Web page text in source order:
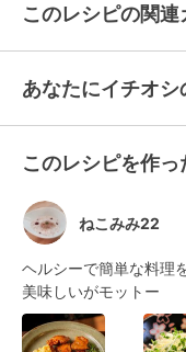
このレシピの関
あなたにイチオシ
このレシピを作っ
ねこみみ22
ヘルシーで簡単な料理
美味しいがモットー